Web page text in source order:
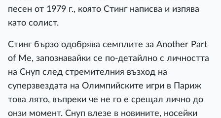
песен от 1979 г., която Стинг написва и изпява
като солист.
Стинг бързо одобрява семплите за Another Part
of Me, запознавайки се по-детайлно с личността
на Снуп след стремителния възход на
суперзвездата на Олимпийските игри в Париж
това лято, въпреки че не го е срещал лично до
онзи момент. Снуп влезе в новините, носейки